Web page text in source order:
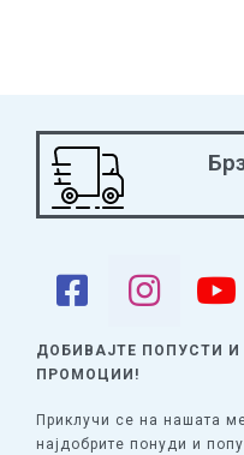
ДОБИВАЈТЕ ПОПУСТИ
ПРОМОЦИИ!
Приклучи се на нашата
најдобрите понуди и